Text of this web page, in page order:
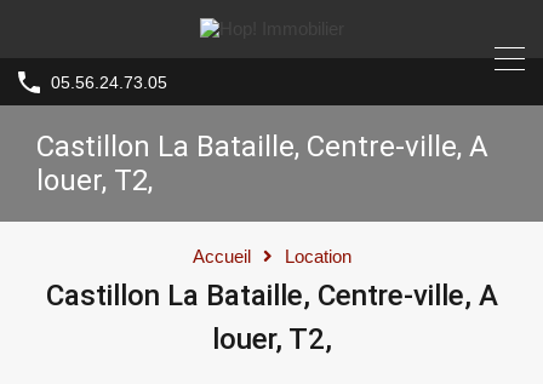
05.56.24.73.05
Castillon La Bataille, Centre-ville, A
louer, T2,
Accueil Location
Castillon La Bataille, Centre-ville, A
louer, T2,